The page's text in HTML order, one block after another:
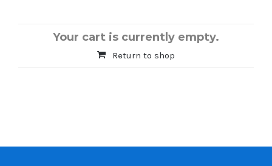
Your cart is currently empty.
Return to shop